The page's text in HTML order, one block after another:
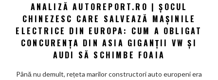
Autoreport.ro
|
chinezesc
ANALIZĂ AUTOREPORT.RO | ȘOCUL
CHINEZESC CARE SALVEAZĂ MAȘINILE
ELECTRICE DIN EUROPA: CUM A OBLIGAT
CONCURENȚA DIN ASIA GIGANȚII VW ȘI
AUDI SĂ SCHIMBE FOAIA
Până nu demult, rețeta marilor constructori auto europeni era